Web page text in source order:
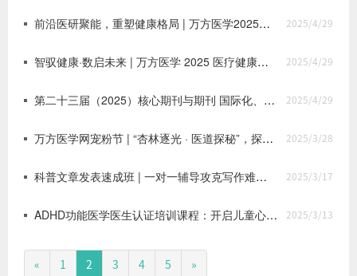
前沿医研聚能，重塑健康格局 | 万方医学2025读书月系列专题活动第二期上线啦！ 2025/4/29
智驭健康·数启未来 | 万方医学 2025 医疗健康创新发展论坛在北京梅地亚中心隆重举行！ 2025/4/29
第二十三届（2025）核心期刊与期刊 国际化、网络化研讨会 征文通知 2025/4/29
万方医学网宠粉节 | “杏林逐光 · 医道探秘”，探索医学智慧，共享健康未来 2025/3/28
科普文章发表速成班 | 一对一辅导攻克写作难点，助力期刊/报纸发表，医护晋升好帮手！ 2025/3/17
ADHD功能医学医生认证培训课程：开启儿童心智健康诊疗新篇章 2025/3/13
« 1 2 3 4 5 »